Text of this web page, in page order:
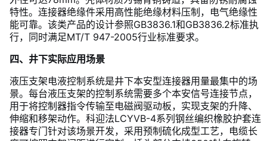
特性。连接器绝缘件采用高性能绝缘材料压制，电气绝缘性
能可靠。该类产品的设计参照GB3836.1和GB3836.2标准执
行，同时满足MT/T 947-2005行业标准要求。
四、井下实际应用场景
液压支架电液控制系统是井下本安型连接器用量最集中的场
景。每台液压支架的控制系统需要多个本安信号连接节点，
用于将控制器指令传输至电磁阀驱动板，实现支架的升降、
伸缩和移架动作。科迎法LCYVB-4系列钢丝编织橡胶护套连
接器专门针对该场景开发，采用预制硫化成型工艺，电缆长